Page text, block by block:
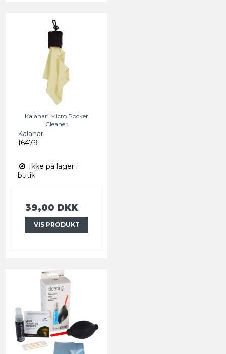
Kalahari Micro Pocket
Cleaner
Kalahari
16479
Ikke på lager i
butik
39,00 DKK
VIS PRODUKT